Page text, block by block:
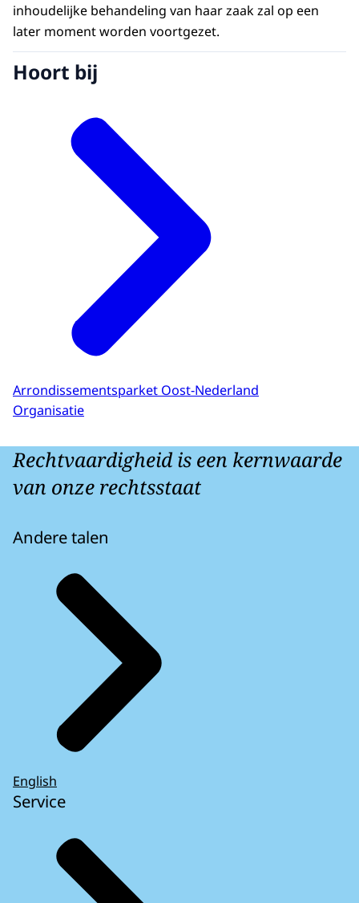
inhoudelijke behandeling van haar zaak zal op een
later moment worden voortgezet.
Hoort bij
Arrondissementsparket Oost-Nederland
Organisatie
Rechtvaardigheid is een kernwaarde
van onze rechtsstaat
Andere talen
English
Service